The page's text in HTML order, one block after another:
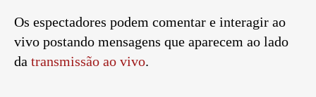
Os espectadores podem comentar e interagir ao
vivo postando mensagens que aparecem ao lado
da transmissão ao vivo.